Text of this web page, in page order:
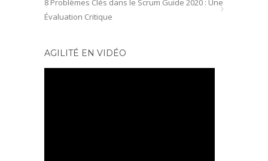
8 Problèmes Clés dans le Scrum Guide 2020 : Une
Évaluation Critique
AGILITÉ EN VIDÉO